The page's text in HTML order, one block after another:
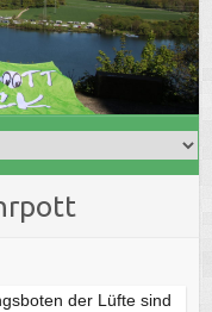
der Lüfte sind